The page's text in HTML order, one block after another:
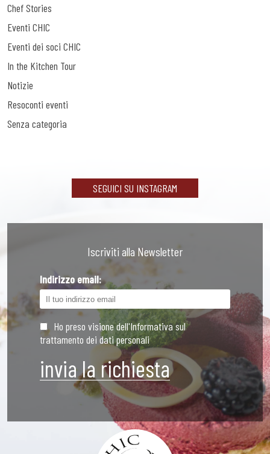
Chef Stories
Eventi CHIC
Eventi dei soci CHIC
In the Kitchen Tour
Notizie
Resoconti eventi
Senza categoria
SEGUICI SU INSTAGRAM
Iscriviti alla Newsletter
Indirizzo email:
Ho preso visione dell'Informativa sul
trattamento dei dati personali